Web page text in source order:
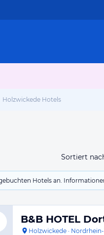
Holzwickede Hotels
Sortiert
Hotels an.
B&B HOTEL
Holzwickede ·